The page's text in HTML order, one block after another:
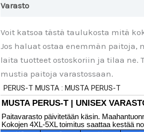
Varasto
Voit katsoa tästä taulukosta mitä
Jos haluat ostaa enemmän paitoja,
laita tuotteet ostoskoriin ja tilaa
mustia paitoja varastossaan.